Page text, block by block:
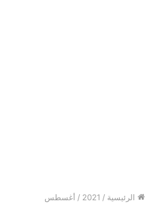
الرئيسية /
2021
/ أغسطس